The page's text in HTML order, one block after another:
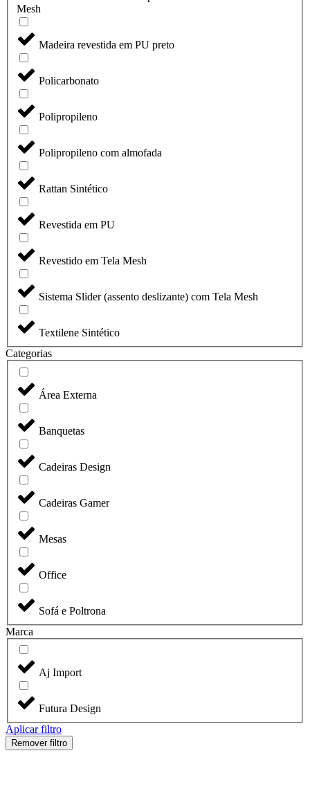
Mesh
Madeira revestida em PU preto
Policarbonato
Polipropileno
Polipropileno com almofada
Rattan Sintético
Revestida em PU
Revestido em Tela Mesh
Sistema Slider (assento deslizante) com Tela Mesh
Textilene Sintético
Categorias
Área Externa
Banquetas
Cadeiras Design
Cadeiras Gamer
Mesas
Office
Sofá e Poltrona
Marca
Aj Import
Futura Design
Aplicar filtro
Remover filtro